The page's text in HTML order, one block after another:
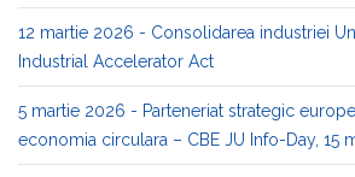
12 martie 2026 - Consolidarea industriei
Industrial Accelerator Act
5 martie 2026 - Parteneriat strategic
economia circulara – CBE JU Info-Day, 15